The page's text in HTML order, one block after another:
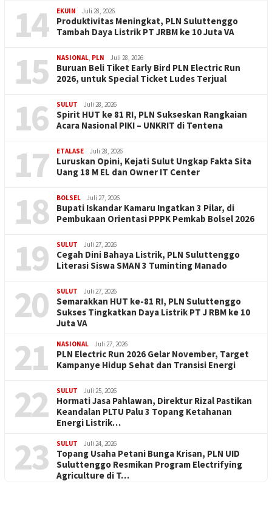
14 EKUIN Juli 28, 2026
Produktivitas Meningkat, PLN Suluttenggo
Tambah Daya Listrik PT JRBM ke 10 Juta VA
15 NASIONAL PLN Juli 28, 2026
Buruan Beli Tiket Early Bird PLN Electric Run
2026, untuk Special Ticket Ludes Terjual
16 SULUT Juli 28, 2026
Spirit HUT ke 81 RI, PLN Sukseskan Rangkaian
Acara Nasional PIKI – UNKRIT di Tentena
17 ETALASE Juli 28, 2026
Luruskan Opini, Kejati Sulut Ungkap Fakta Sita
Uang 18 M EL dan Owner IT Center
18 BOLSEL Juli 27, 2026
Bupati Iskandar Kamaru Ingatkan 3 Pilar, di
Pembukaan Orientasi PPPK Pemkab Bolsel 2026
19 SULUT Juli 27, 2026
Cegah Dini Bahaya Listrik, PLN Suluttenggo
Literasi Siswa SMAN 3 Tuminting Manado
20 SULUT Juli 27, 2026
Semarakkan HUT ke-81 RI, PLN Suluttenggo
Sukses Tingkatkan Daya Listrik PT J RBM ke 10
Juta VA
21 NASIONAL Juli 27, 2026
PLN Electric Run 2026 Gelar November, Target
Kampanye Hidup Sehat dan Transisi Energi
22 SULUT Juli 25, 2026
Hormati Jasa Pahlawan, Direktur Rizal Pastikan
Keandalan PLTU Palu 3 Topang Ketahanan
Energi Listrik…
23 SULUT Juli 24, 2026
Topang Usaha Petani Bunga Krisan, PLN UID
Suluttenggo Resmikan Program Electrifying
Agriculture di T…